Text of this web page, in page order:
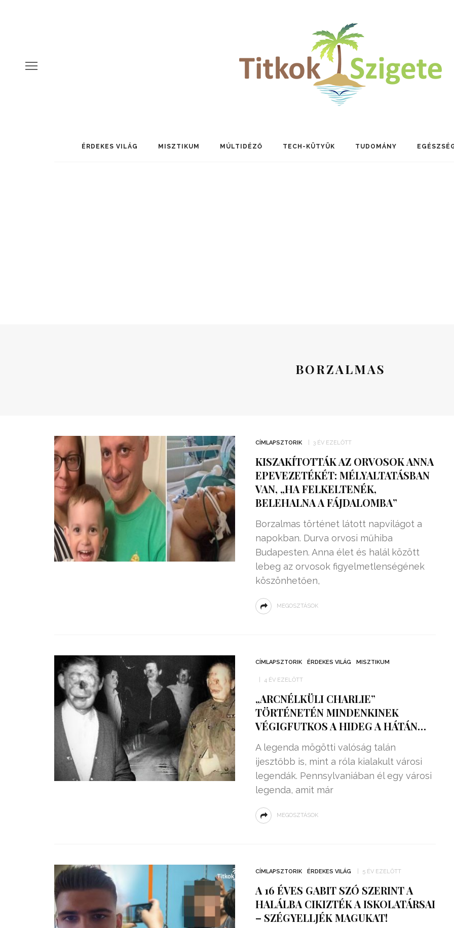
ÉRDEKES VILÁG MISZTIKUM MÚLTIDÉZŐ TECH-KÜTYÜK TUDOMÁNY
BORZALMAS
CÍMLAPSZTORIK 3 ÉV EZELŐTT
KISZAKÍTOTTÁK AZ ORVOSOK ANNA
EPEVEZETÉKÉT: MÉLYALTATÁSBAN
VAN, „HA FELKELTENÉK,
BELEHALNA A FÁJDALOMBA”
Borzalmas történet látott napvilágot a
napokban. Durva orvosi műhiba
Budapesten. Anna élet és halál között
lebeg az orvosok figyelmetlenségének
köszönhetően,
MEGOSZTÁSOK
CÍMLAPSZTORIK ÉRDEKES VILÁG MISZTIKUM
4 ÉV EZELŐTT
„ARCNÉLKÜLI CHARLIE”
TÖRTÉNETÉN MINDENKINEK
VÉGIGFUTKOS A HIDEG A HÁTÁN…
A legenda mögötti valóság talán
ijesztőbb is, mint a róla kialakult városi
legendák. Pennsylvaniában él egy városi
legenda, amit már
MEGOSZTÁSOK
CÍMLAPSZTORIK ÉRDEKES VILÁG 5 ÉV EZELŐTT
A 16 ÉVES GABIT SZÓ SZERINT A
HALÁLBA CIKIZTÉK A ISKOLATÁRSAI
– SZÉGYELLJÉK MAGUKAT!
NULLÁZZA AZ ÁRAMSZÁMLÁT
EZ A MOTOR!
TERMELHETNÉNEK A